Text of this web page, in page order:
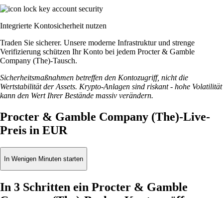
Integrierte Kontosicherheit nutzen
Traden Sie sicherer. Unsere moderne Infrastruktur und strenge
Verifizierung schützen Ihr Konto bei jedem Procter & Gamble
Company (The)-Tausch.
Sicherheitsmaßnahmen betreffen den Kontozugriff, nicht die
Wertstabilität der Assets. Krypto-Anlagen sind riskant - hohe Volatilität
kann den Wert Ihrer Bestände massiv verändern.
Procter & Gamble Company (The)-Live-
Preis in EUR
In Wenigen Minuten starten
In 3 Schritten ein Procter & Gamble